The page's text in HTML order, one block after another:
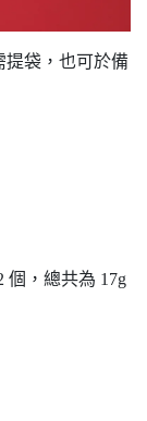
提袋，也可於備
個，總共為 17g